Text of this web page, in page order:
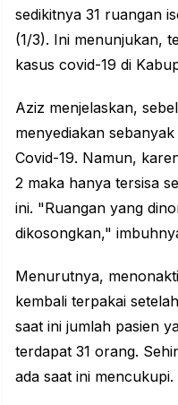
sedikitnya 31 ruangan
(1/3). Ini menunjukan,
kasus covid-19 di
Aziz menjelaskan,
menyediakan
Covid-19. Namun,
2 maka hanya tersisa
ini. "Ruangan yang
dikosongkan,"
‎Menurutnya,
kembali terpakai
saat ini jumlah pasien
terdapat 31 orang.‎
ada saat ini mencukupi.